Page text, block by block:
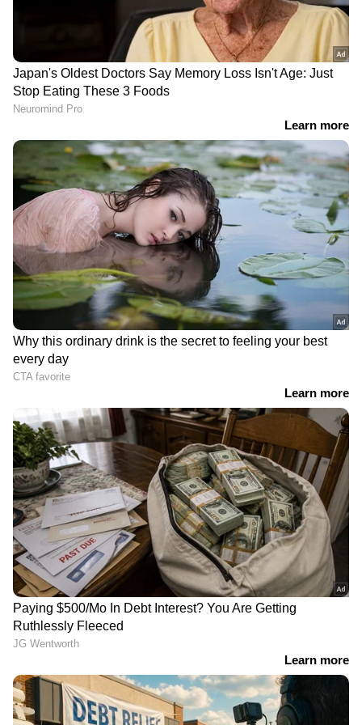
DOWNLOAD APP
കേരളത്തിലെ എല്ലാ വാർത്തകൾKerala
News അറിയാൻ എപ്പോഴും ഏഷ്യാനെറ്റ്
ന്യൂസ് വാർത്തകൾ.Malayalam News
തത്സമയ അപ്‌ഡേറ്റുകളും ആഴത്തിലുള്ള
വിശകലനവും സമഗ്രമായ റിപ്പോർട്ടിംഗും —
എല്ലാം ഒരൊറ്റ സ്ഥലത്ത്. ഏത് സമയത്തും,
എവിടെയും വിശ്വസനീയമായ വാർത്തകൾ
ലഭിക്കാൻAsianet News Malayalam
RECOMMENDED STORIES